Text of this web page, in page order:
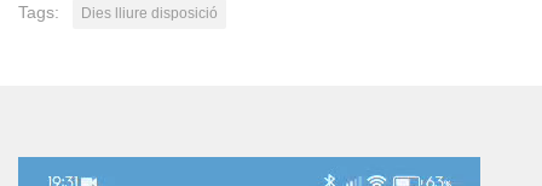
Tags: Dies lliure disposició